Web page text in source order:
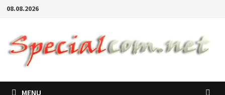
08.08.2026
MENU